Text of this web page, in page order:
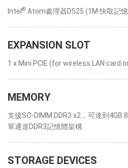
Intel ® Atom處理器D525 (1M 快取記
EXPANSION SLOT
1 x Mini PCIE (for wireless LAN card
MEMORY
支援SO-DIMM DDR3 x2，可達到4GB
單通道DDR3記憶體架構
STORAGE DEVICES